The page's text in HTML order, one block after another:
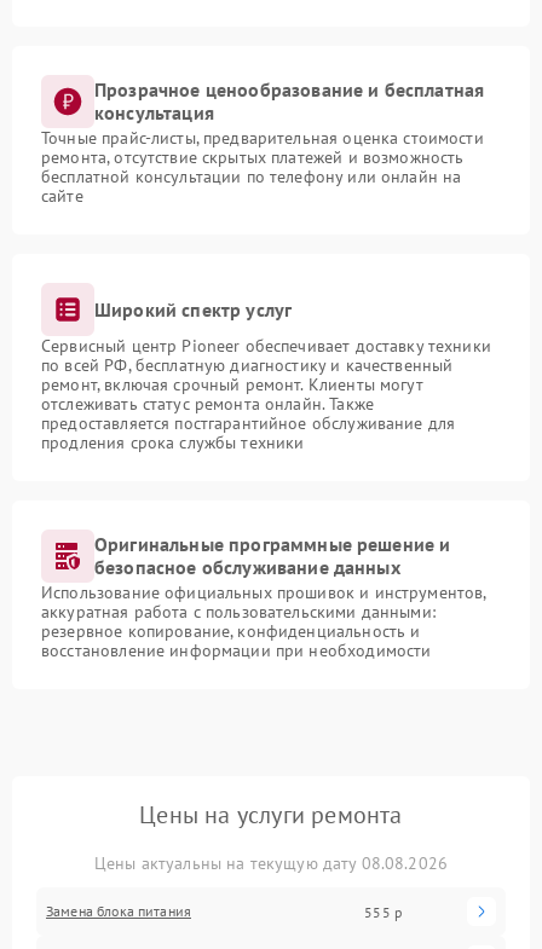
Прозрачное ценообразование и бесплатная
консультация
Точные прайс-листы, предварительная оценка стоимости
ремонта, отсутствие скрытых платежей и возможность
бесплатной консультации по телефону или онлайн на
сайте
Широкий спектр услуг
Сервисный центр Pioneer обеспечивает доставку техники
по всей РФ, бесплатную диагностику и качественный
ремонт, включая срочный ремонт. Клиенты могут
отслеживать статус ремонта онлайн. Также
предоставляется постгарантийное обслуживание для
продления срока службы техники
Оригинальные программные решение и
безопасное обслуживание данных
Использование официальных прошивок и инструментов,
аккуратная работа с пользовательскими данными:
резервное копирование, конфиденциальность и
восстановление информации при необходимости
Цены на услуги ремонта
Цены актуальны на текущую дату 08.08.2026
Замена блока питания 555 р